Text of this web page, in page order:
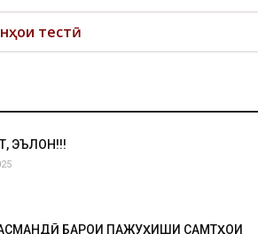
тестӣ
ЭЪЛОН!!!
БАРОИ ПАЖУҲИШИ САМТҲОИ